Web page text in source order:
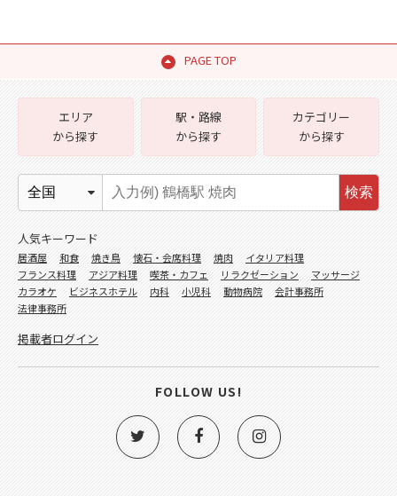
PAGE TOP
エリア
から探す
駅・路線
から探す
カテゴリー
から探す
検索
人気キーワード
居酒屋 和食 焼き鳥 懐石・会席料理 焼肉
イタリア料理
フランス料理
アジア料理 喫茶・カフェ リラクゼーション
マッサージ
カラオケ
ビジネスホテル 内科 小児科 動物病院
会計事務所
法律事務所
掲載者ログイン
FOLLOW US!